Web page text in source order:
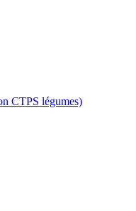
CTPS légumes)